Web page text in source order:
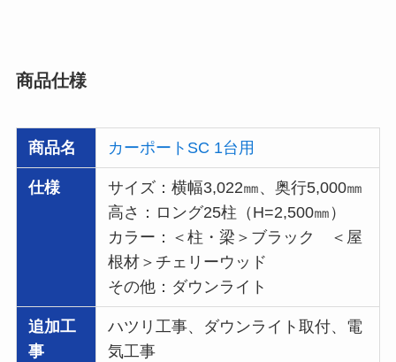
商品仕様
商品名 カーポートSC 1台用
仕様
サイズ：横幅3,022㎜、奥行5,000㎜
高さ：ロング25柱（H=2,500㎜）
カラー：＜柱・梁＞ブラック ＜屋
根材＞チェリーウッド
その他：ダウンライト
追加工
事
ハツリ工事、ダウンライト取付、電
気工事